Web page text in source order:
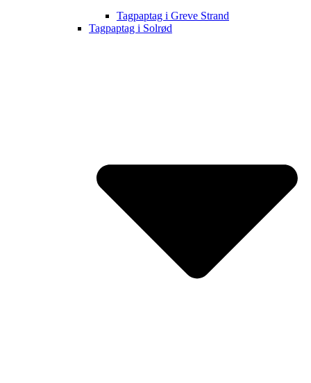
Tagpaptag i Greve Strand
Tagpaptag i Solrød